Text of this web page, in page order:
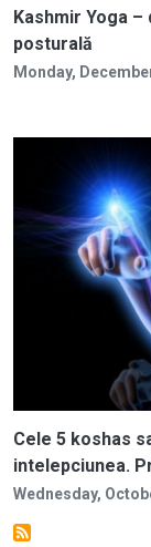
Kashmir Yoga
posturală
Monday,
Cele 5 koshas
intelepciunea.
Wednesday,